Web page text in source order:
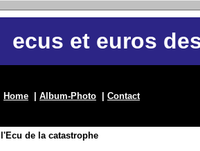
ecus et euros
Home Album-Photo Contact
l'Ecu de la catastrophe